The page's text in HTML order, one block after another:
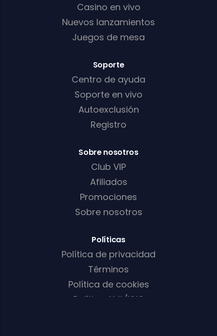
Casino en vivo
Nuevos lanzamientos
Juegos de mesa
Soporte
Centro de ayuda
Soporte en vivo
Autoexclusión
Registro
Sobre nosotros
Club VIP
Afiliados
Promociones
Sobre nosotros
Políticas
Política de privacidad
Términos
Política de cookies
Política AML/KYC